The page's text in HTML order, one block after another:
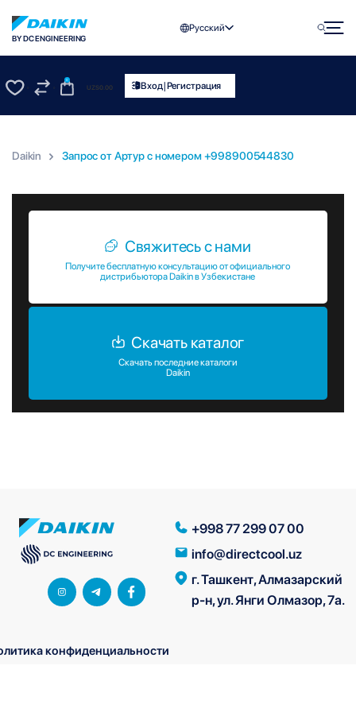
BY DC ENGINEERING
Русский
0
UZS0.00 Вход|Регистрация
Daikin Запрос от Артур c номером +998900544830
Свяжитесь с нами
Получите бесплатную консультацию от официального
дистрибьютора Daikin в Узбекистане
Скачать каталог
Скачать последние каталоги
Daikin
+998 77 299 07 00
info@directcool.uz
г. Ташкент, Алмазарский
р-н, ул. Янги Олмазор, 7а.
конфиденциальности